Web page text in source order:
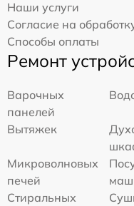
Наши услуги
Согласие на
Способы оплаты
Ремонт
Варочных
панелей
Вытяжек
Микроволновых
печей
Стиральных